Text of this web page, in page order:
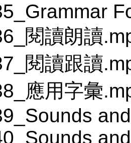
閱讀朗讀
閱讀跟讀
應用字彙